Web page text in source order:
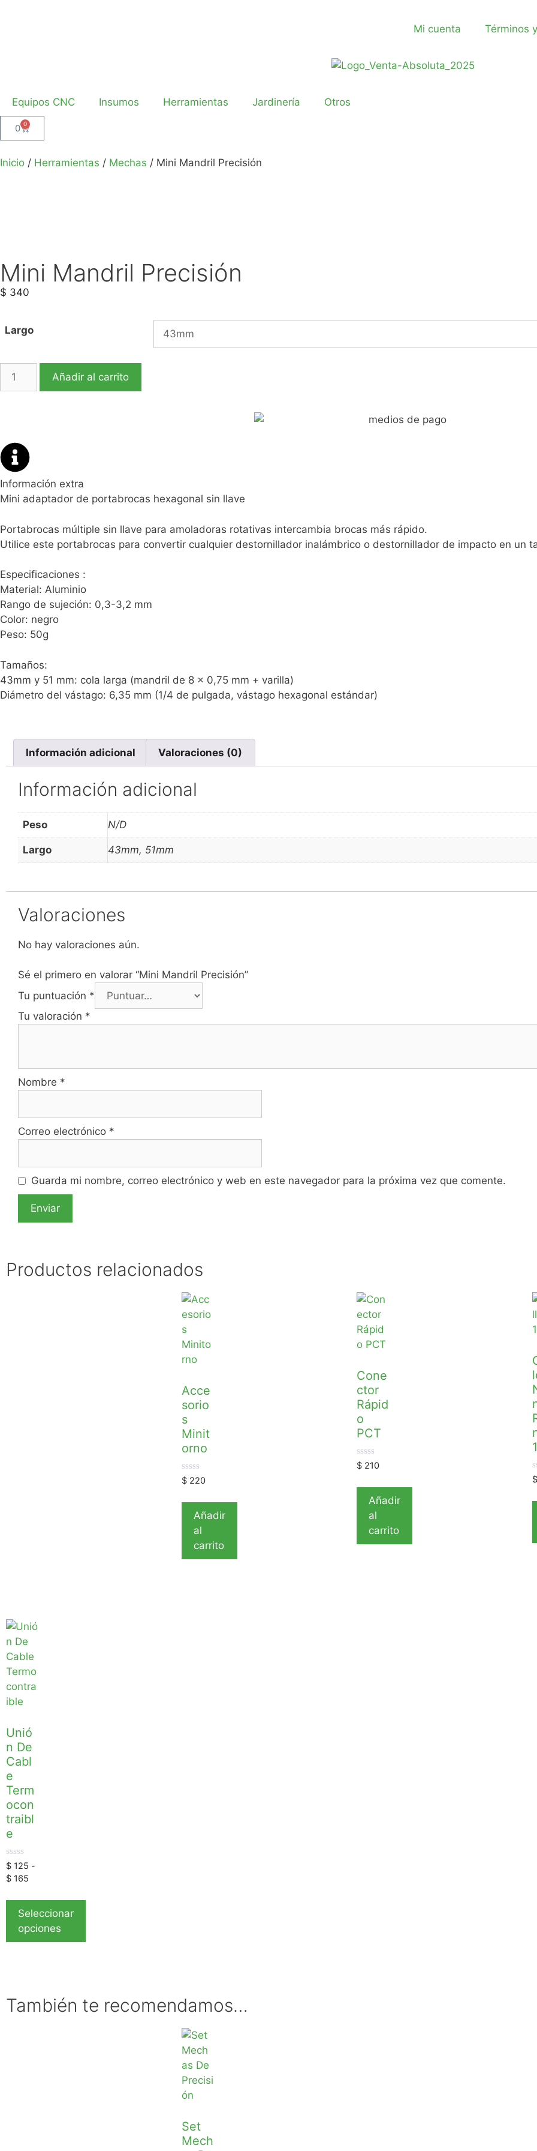
Mi cuenta Términos
Equipos CNC Insumos Herramientas Jardinería Otros
0 0
Inicio / Herramientas / Mechas / Mini Mandril Precisión
Mini Mandril Precisión
$ 340
Largo
Añadir al carrito
Información extra
Mini adaptador de portabrocas hexagonal sin llave
Portabrocas múltiple sin llave para amoladoras rotativas intercambia brocas más rápido.
Utilice este portabrocas para convertir cualquier destornillador inalámbrico o destornillador de impacto en un
Especificaciones :
Material: Aluminio
Rango de sujeción: 0,3-3,2 mm
Color: negro
Peso: 50g
Tamaños:
43mm y 51 mm: cola larga (mandril de 8 x 0,75 mm + varilla)
Diámetro del vástago: 6,35 mm (1/4 de pulgada, vástago hexagonal estándar)
Información adicional Valoraciones (0)
Información adicional
Peso N/D
Largo 43mm, 51mm
Valoraciones
No hay valoraciones aún.
Sé el primero en valorar “Mini Mandril Precisión”
Tu puntuación *
Tu valoración *
Nombre *
Correo electrónico *
Guarda mi nombre, correo electrónico y web en este navegador para la próxima vez que comente.
Productos relacionados
Acce
sorio
s
Minit
orno
0
d
5
$ 220
Añadir
al
carrito
Cone
ctor
Rápid
o
PCT
0
d
5
$ 210
Añadir
al
carrito
0
d
5
$
Unió
n De
Cabl
e
Term
ocon
traibl
e
0
d
e
$ 125 -
$ 165
Seleccionar
opciones
También te recomendamos…
Set
Mech